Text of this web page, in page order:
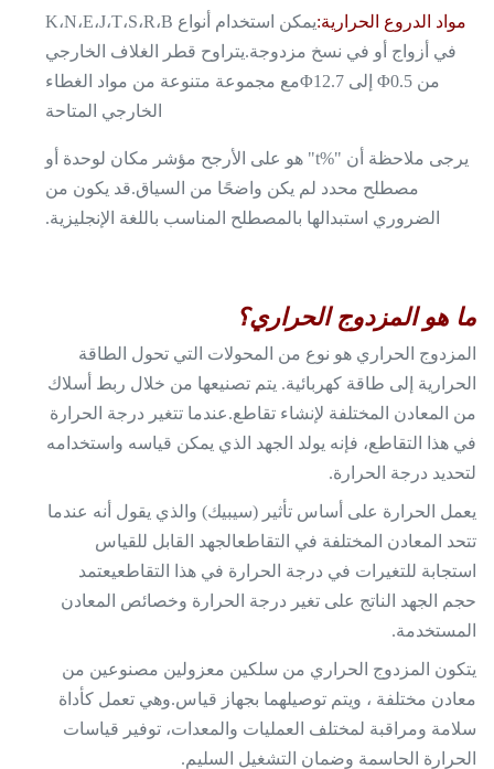
مواد الدروع الحرارية:
يمكن استخدام أنواع K،N،E،J،T،S،R،B
في أزواج أو في نسخ مزدوجة.يتراوح قطر الغلاف الخارجي
من Φ0.5 إلى Φ12.7مع مجموعة متنوعة من مواد الغطاء
الخارجي المتاحة
يرجى ملاحظة أن "%t" هو على الأرجح مؤشر مكان لوحدة أو
مصطلح محدد لم يكن واضحًا من السياق.قد يكون من
الضروري استبدالها بالمصطلح المناسب باللغة الإنجليزية.
ما هو المزدوج الحراري؟
المزدوج الحراري هو نوع من المحولات التي تحول الطاقة
الحرارية إلى طاقة كهربائية. يتم تصنيعها من خلال ربط أسلاك
من المعادن المختلفة لإنشاء تقاطع.عندما تتغير درجة الحرارة
في هذا التقاطع، فإنه يولد الجهد الذي يمكن قياسه واستخدامه
لتحديد درجة الحرارة.
يعمل الحرارة على أساس تأثير (سيبيك) والذي يقول أنه عندما
تتحد المعادن المختلفة في التقاطعالجهد القابل للقياس
استجابة للتغيرات في درجة الحرارة في هذا التقاطعيعتمد
حجم الجهد الناتج على تغير درجة الحرارة وخصائص المعادن
المستخدمة.
يتكون المزدوج الحراري من سلكين معزولين مصنوعين من
معادن مختلفة ، ويتم توصيلهما بجهاز قياس.وهي تعمل كأداة
سلامة ومراقبة لمختلف العمليات والمعدات، توفير قياسات
الحرارة الحاسمة وضمان التشغيل السليم.